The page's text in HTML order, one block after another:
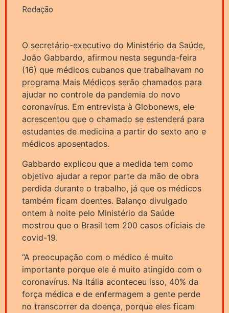
Redação
O secretário-executivo do Ministério da Saúde,
João Gabbardo, afirmou nesta segunda-feira
(16) que médicos cubanos que trabalhavam no
programa Mais Médicos serão chamados para
ajudar no controle da pandemia do novo
coronavírus. Em entrevista à Globonews, ele
acrescentou que o chamado se estenderá para
estudantes de medicina a partir do sexto ano e
médicos aposentados.
Gabbardo explicou que a medida tem como
objetivo ajudar a repor parte da mão de obra
perdida durante o trabalho, já que os médicos
também ficam doentes. Balanço divulgado
ontem à noite pelo Ministério da Saúde
mostrou que o Brasil tem 200 casos oficiais de
covid-19.
“A preocupação com o médico é muito
importante porque ele é muito atingido com o
coronavírus. Na Itália aconteceu isso, 40% da
força médica e de enfermagem a gente perde
no transcorrer da doença, porque eles ficam